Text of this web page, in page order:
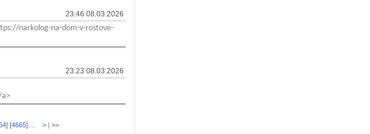
23:46 08.03.2026
narkolog-na-dom-v-rostove-
23:23 08.03.2026
[4665] > | >>